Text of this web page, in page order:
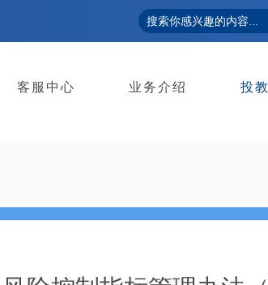
客服中心 业务介绍 投